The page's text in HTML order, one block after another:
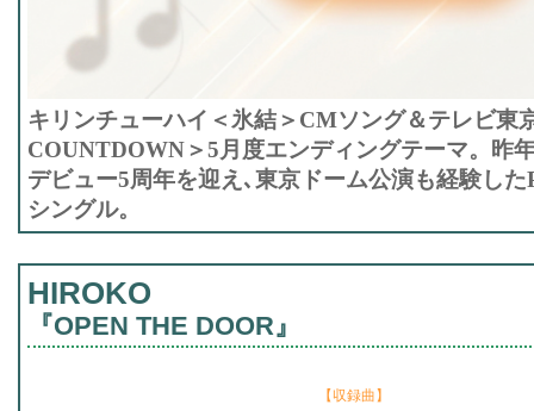
キリンチューハイ＜氷結＞CMソング＆テレビ東
COUNTDOWN＞5月度エンディングテーマ。昨
デビュー5周年を迎え､東京ドーム公演も経験した
シングル。
HIROKO
『OPEN THE DOOR』
【収録曲】